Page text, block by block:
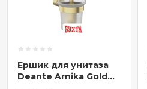
Ершик для унитаза
Deante Arnika Gold